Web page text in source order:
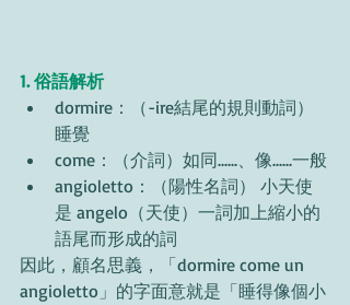
1. 俗語解析
dormire：（-ire結尾的規則動詞）
睡覺
come：（介詞）如同......、像......一般
angioletto：（陽性名詞） 小天使
是 angelo（天使）一詞加上縮小的
語尾而形成的詞
因此，顧名思義，
「dormire come un
angioletto 」 的字面意就是 「睡得像個小